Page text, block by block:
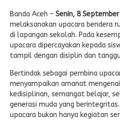
Banda Aceh – Senin, 8
melaksanakan upacara bendera
di lapangan sekolah. Pada
upacara dipercayakan kepada
tampil dengan disiplin dan
Bertindak sebagai pembina
menyampaikan amanat
kedisiplinan, semangat belajar,
generasi muda yang
upacara bukan hanya kegiatan